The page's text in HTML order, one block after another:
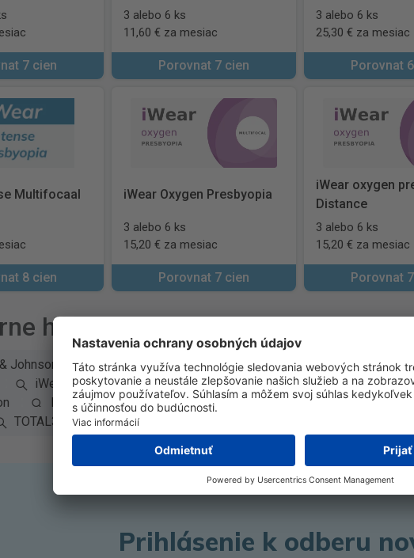
7 cien
3 alebo 6 ks
11,60 € za mesiac
Porovnat 7 cien
3 alebo 6 ks
25,30 € za mesiac
Porovnat
Multifocaal
8 cien
iWear Oxygen Presbyopia
3 alebo 6 ks
15,20 € za mesiac
Porovnat 7 cien
iWear oxygen
Distance
3 alebo 6 ks
15,20 € za mesiac
Porovnat
hľadania
Johnson Alcon Bausch + Lomb CooperVision
iWear SofLens Biotrue Clariti Air Optix
Precision1 Proclear Live Bausch + Lomb
TOTAL30 Colored
Prihlásenie k odberu